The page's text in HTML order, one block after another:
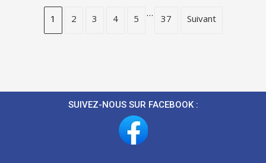
1 2 3 4 5 … 37 Suivant
SUIVEZ-NOUS SUR FACEBOOK :